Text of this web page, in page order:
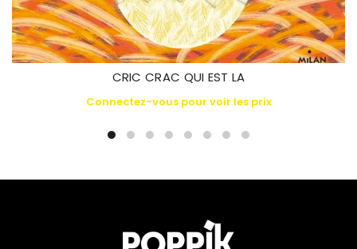
CRIC CRAC QUI EST LA
Connectez-vous pour voir les prix